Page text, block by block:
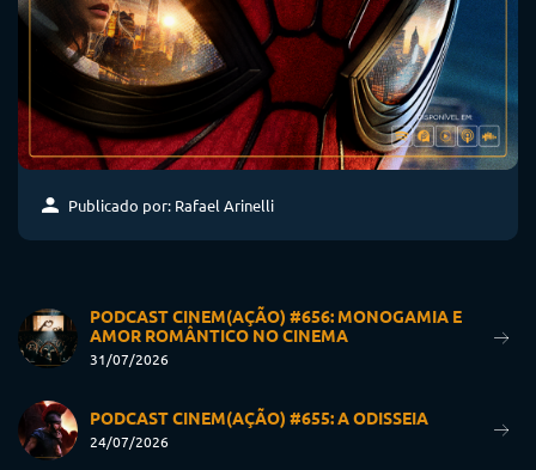
Publicado por: Rafael Arinelli
PODCAST CINEM(AÇÃO) #656: MONOGAMIA E
AMOR ROMÂNTICO NO CINEMA
31/07/2026
PODCAST CINEM(AÇÃO) #655: A ODISSEIA
24/07/2026